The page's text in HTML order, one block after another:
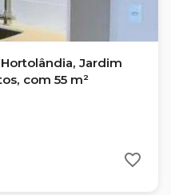
Jardim
com 55 m²